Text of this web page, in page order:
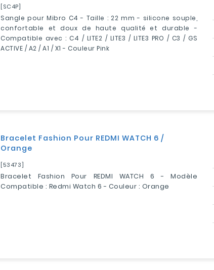
[SC4P]
Sangle pour Mibro C4 - Taille : 22 mm - silicone souple,
confortable et doux de haute qualité et durable -
Compatible avec : C4 / LITE2 / LITE3 / LITE3 PRO / C3 / GS
ACTIVE / A2 / A1 / X1 - Couleur Pink
Bracelet Fashion Pour REDMI WATCH 6 /
Orange
[53473]
Bracelet Fashion Pour REDMI WATCH 6 - Modèle
Compatible : Redmi Watch 6 - Couleur : Orange